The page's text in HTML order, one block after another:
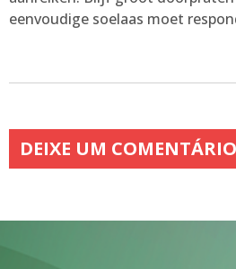
eenvoudige soelaas moet
DEIXE UM COMENTÁRIO